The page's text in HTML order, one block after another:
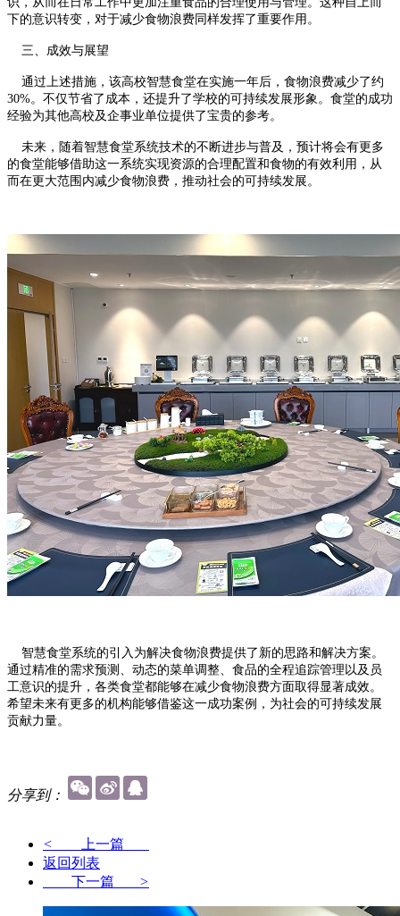
下的意识转变，对于减少食物浪费同样发挥了重要作用。
三、成效与展望
通过上述措施，该高校智慧食堂在实施一年后，食物浪费减少了约
30%。不仅节省了成本，还提升了学校的可持续发展形象。食堂的成功
经验为其他高校及企事业单位提供了宝贵的参考。
未来，随着智慧食堂系统技术的不断进步与普及，预计将会有更多
的食堂能够借助这一系统实现资源的合理配置和食物的有效利用，从
而在更大范围内减少食物浪费，推动社会的可持续发展。
智慧食堂系统的引入为解决食物浪费提供了新的思路和解决方案。
通过精准的需求预测、动态的菜单调整、食品的全程追踪管理以及员
工意识的提升，各类食堂都能够在减少食物浪费方面取得显著成效。
希望未来有更多的机构能够借鉴这一成功案例，为社会的可持续发展
贡献力量。
分享到：
< 上一篇
返回列表
下一篇 >